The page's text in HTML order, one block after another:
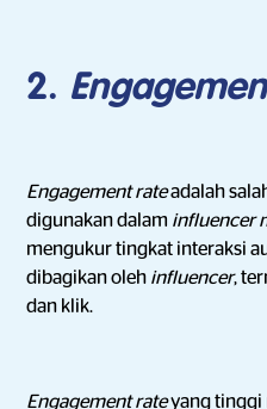
2.
Engagement rateadalah
digunakan dalam influencer
mengukur tingkat interaksi
dibagikan oleh influencer,
dan klik.
Engagement rateyang tinggi